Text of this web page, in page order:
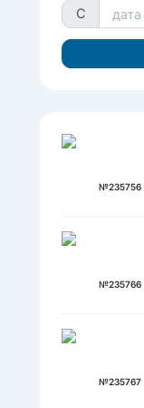
С
№235756
№235766
№235767